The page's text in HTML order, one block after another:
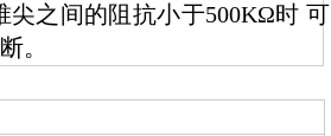
尖之间的阻抗小于500KΩ时 可
。